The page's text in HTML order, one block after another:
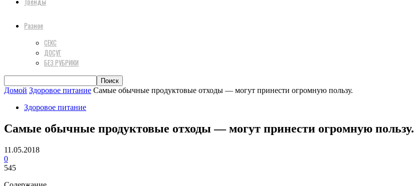
Разное
СЕКС
ДОСУГ
БЕЗ РУБРИКИ
Домой Здоровое питание Самые обычные продуктовые отходы — могут принести огромную пользу.
Здоровое питание
Самые обычные продуктовые отходы — могут принести огромную пользу.
11.05.2018
0
545